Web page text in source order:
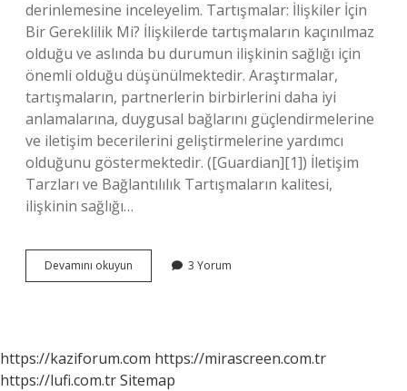
derinlemesine inceleyelim. Tartışmalar: İlişkiler İçin
Bir Gereklilik Mi? İlişkilerde tartışmaların kaçınılmaz
olduğu ve aslında bu durumun ilişkinin sağlığı için
önemli olduğu düşünülmektedir. Araştırmalar,
tartışmaların, partnerlerin birbirlerini daha iyi
anlamalarına, duygusal bağlarını güçlendirmelerine
ve iletişim becerilerini geliştirmelerine yardımcı
olduğunu göstermektedir. ([Guardian][1]) İletişim
Tarzları ve Bağlantılılık Tartışmaların kalitesi,
ilişkinin sağlığı…
Devamını okuyun
tartışma
3 Yorum
https://kaziforum.com https://mirascreen.com.tr
https://lufi.com.trSitemap